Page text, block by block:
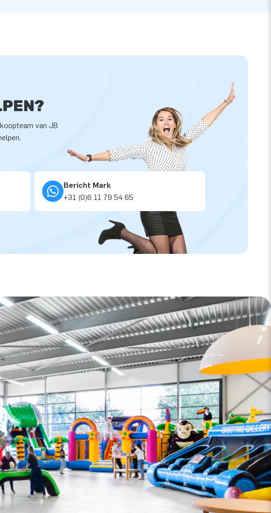
van JB
Bericht Mark
+31 (0)6 11 79 54 65